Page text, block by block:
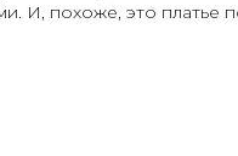
И, похоже, это платье